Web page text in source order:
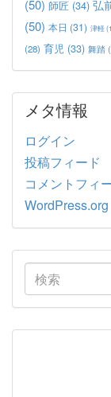
(50) 師匠 (34) 弘
(50) 本日 (31) 津軽
(28) 育児 (33) 舞踏
メタ情報
ログイン
投稿フィード
コメントフィ
WordPress.org